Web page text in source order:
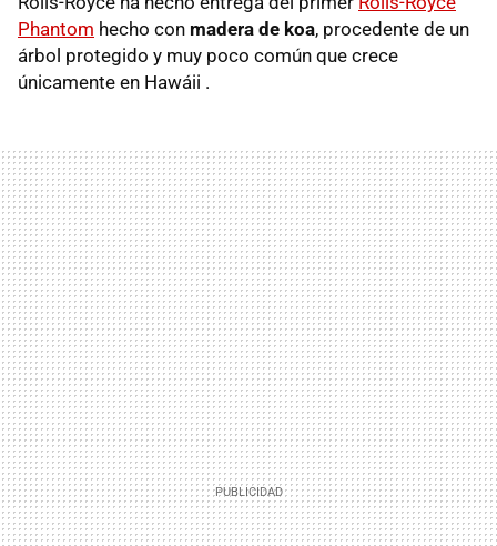
Phantom hecho con madera de koa, procedente de un
árbol protegido y muy poco común que crece
únicamente en Hawáii .